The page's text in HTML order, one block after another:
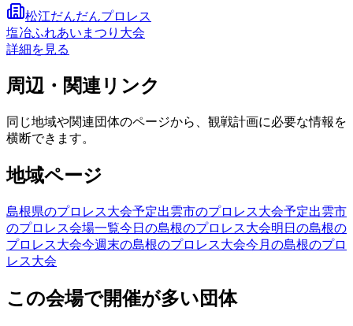
松江だんだんプロレス
塩冶ふれあいまつり大会
詳細を見る
周辺・関連リンク
同じ地域や関連団体のページから、観戦計画に必要な情報を
横断できます。
地域ページ
島根県のプロレス大会予定出雲市のプロレス大会予定出雲市
のプロレス会場一覧今日の島根のプロレス大会明日の島根の
プロレス大会今週末の島根のプロレス大会今月の島根のプロ
レス大会
この会場で開催が多い団体